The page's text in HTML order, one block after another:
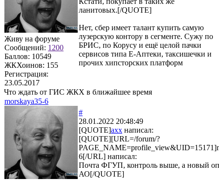
Живу на форуме
Сообщений: 1200
Баллов: 10549
ЖКХоинов: 155
Регистрация:
23.05.2017
ланитовых.[/QUOTE]
Нет, сбер имеет талант купить самую
лузерскую контору в сегменте. Сужу по
БРИС, по Корусу и ещё целой пачки
сервисов типа Е-Аптеки, таксишечки и
прочих хипсторских платформ
Что ждать от ГИС ЖКХ в ближайшее время
morskaya35-6
#
28.01.2022 20:48:49
[QUOTE]axx написал:
[QUOTE][URL=/forum/?
6[/URL] написал:
Почта ФГУП, контроль выше, а новый
АО[/QUOTE]